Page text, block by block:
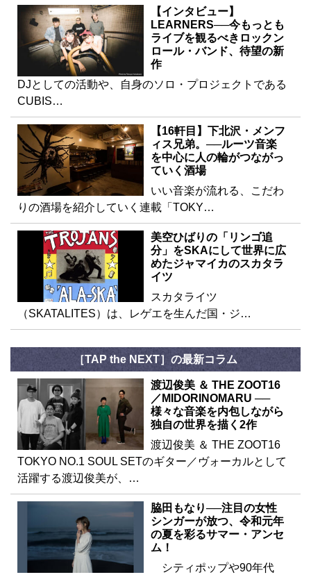
【インタビュー】
LEARNERS──今もっとも
ライブを観るべきロックン
ロール・バンド、待望の新
作
DJとしての活動や、自身のソロ・プロジェクトである
CUBIS…
【16軒目】下北沢・メンフ
ィス兄弟。──ルーツ音楽
を中心に人の輪がつながっ
ていく酒場
いい音楽が流れる、こだわ
りの酒場を紹介していく連載「TOKY…
美空ひばりの「リンゴ追
分」をSKAにして世界に広
めたジャマイカのスカタラ
イツ
スカタライツ
（SKATALITES）は、レゲエを生んだ国・ジ…
［TAP the NEXT］の最新コラム
渡辺俊美 ＆ THE ZOOT16
／MIDORINOMARU ──
様々な音楽を内包しながら
独自の世界を描く2作
渡辺俊美 ＆ THE ZOOT16
TOKYO NO.1 SOUL SETのギター／ヴォーカルとして
活躍する渡辺俊美が、…
脇田もなり──注目の女性
シンガーが放つ、令和元年
の夏を彩るサマー・アンセ
ム！
シティポップや90年代